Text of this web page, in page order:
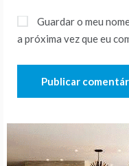
Guardar o meu
a próxima vez que eu